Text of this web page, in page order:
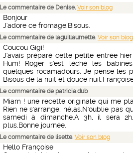
Le commentaire de Denise. Voir son blog
Bonjour
J'adore ce fromage.Bisous.
Le commentaire de laguillaumette. Voir son blog
Coucou Gigi!
J'avais préparé cette petite entrée
Hum! Roger s'est léché les
quelques rocamadours. Je pense les
Bisous de la nuit et douce
Le commentaire de patricia.dub
Miam ! une recette originale qui me
Rien ne s'arrange, hélas.N'oublie pas
samedi à dimanche.A 3h, il sera
plus.Bonne journée.
Le commentaire de lisette. Voir son blog
Hello Françoise